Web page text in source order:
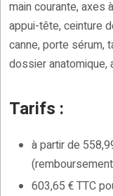
main courante, axes
appui-tête, ceinture
canne, porte sérum,
dossier anatomique,
Tarifs :
à partir de
603,65 € TTC